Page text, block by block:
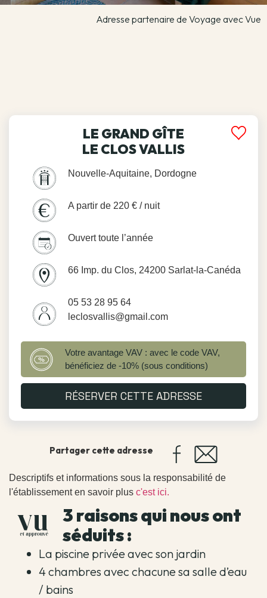
Adresse partenaire de Voyage avec Vue
LE GRAND GÎTE
LE CLOS VALLIS
Nouvelle-Aquitaine, Dordogne
A partir de 220 € / nuit
Ouvert toute l’année
66 Imp. du Clos, 24200 Sarlat-la-Canéda
05 53 28 95 64
leclosvallis@gmail.com
Votre avantage VAV : avec le code VAV,
bénéficiez de -10% (sous conditions)
RÉSERVER CETTE ADRESSE
Partager cette adresse
Descriptifs et informations sous la responsabilité de
l'établissement en savoir plus c'est ici.
3 raisons qui nous ont
séduits :
La piscine privée avec son jardin
4 chambres avec chacune sa salle d’eau
/ bains